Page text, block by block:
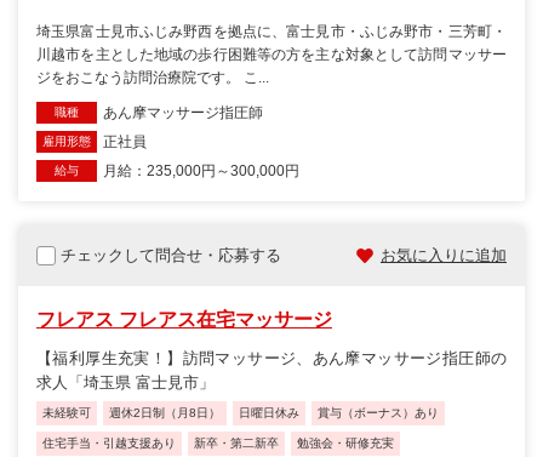
埼玉県富士見市ふじみ野西を拠点に、富士見市・ふじみ野市・三芳町・
川越市を主とした地域の歩行困難等の方を主な対象として訪問マッサー
ジをおこなう訪問治療院です。 こ...
職種 あん摩マッサージ指圧師
雇用形態 正社員
給与 月給：235,000円～300,000円
チェックして問合せ・応募する お気に入りに追加
フレアス フレアス在宅マッサージ
【福利厚生充実！】訪問マッサージ、あん摩マッサージ指圧師の
求人「埼玉県 富士見市」
未経験可 週休2日制（月8日） 日曜日休み 賞与（ボーナス）あり
住宅手当・引越支援あり 新卒・第二新卒 勉強会・研修充実